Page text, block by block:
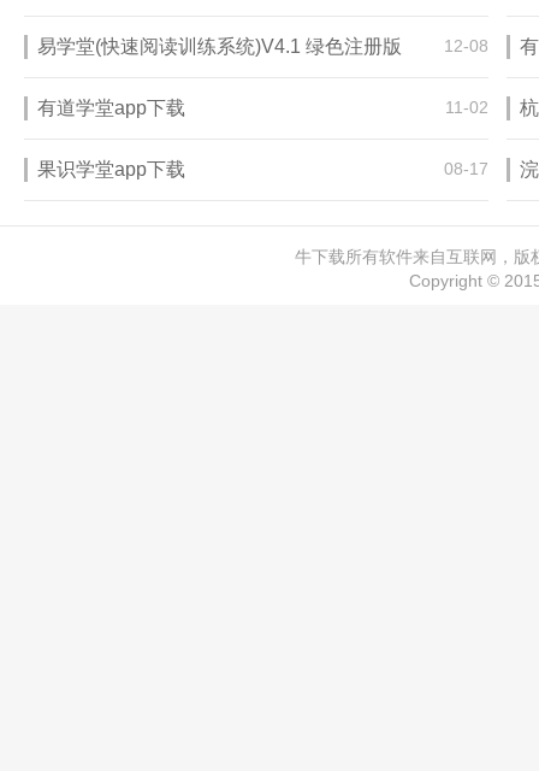
易学堂(快速阅读训练系统)V4.1 绿色注册版 12-08
有道学堂app下载 11-02
果识学堂app下载 08-17
牛下载所有软件来自互联网，
Copyright ©